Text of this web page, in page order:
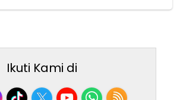
Ikuti Kami di